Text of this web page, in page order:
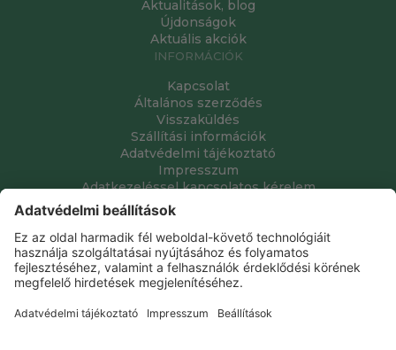
Aktualitások, blog
Újdonságok
Aktuális akciók
INFORMÁCIÓK
Kapcsolat
Általános szerződés
Visszaküldés
Szállítási információk
Adatvédelmi tájékoztató
Impresszum
Adatkezeléssel kapcsolatos kérelem